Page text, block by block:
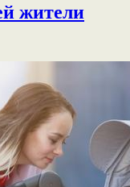
жители